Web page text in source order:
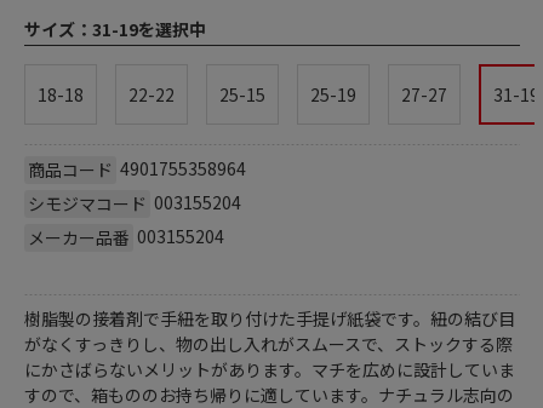
サイズ： 31-19を選択中
18-18 22-22 25-15 25-19 27-27 31-19
商品コード 4901755358964
シモジマコード 003155204
メーカー品番 003155204
樹脂製の接着剤で手紐を取り付けた手提げ紙袋です。紐の結び目
がなくすっきりし、物の出し入れがスムースで、ストックする際
にかさばらないメリットがあります。マチを広めに設計していま
すので、箱もののお持ち帰りに適しています。ナチュラル志向の